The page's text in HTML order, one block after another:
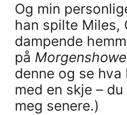
Og min
han spilte Miles,
dampende
på
denne og se hva
med en skje –
meg senere.)